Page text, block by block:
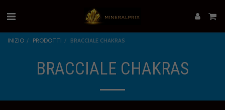
INIZIO PRODOTTI BRACCIALE CHAKRAS
BRACCIALE CHAKRAS